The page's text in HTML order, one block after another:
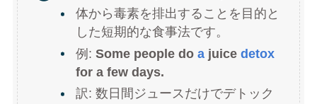
体から毒素を排出することを目的と
した短期的な食事法です。
例:Some people doa juicedetox
for a few days.
訳: 数日間ジュースだけでデトック